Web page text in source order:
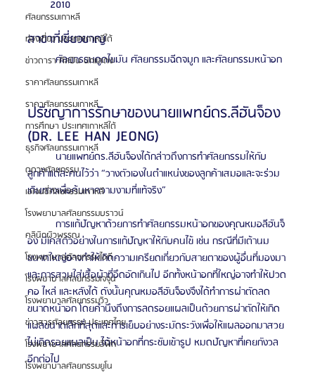
ศัลยกรรมเกาหลี
ท่องเที่ยว ประเทศเกาหลีใต้
ข่าวดารา ศิลปิน นักแสดง
ราคาศัลยกรรมเกาหลี
ราคาศัลยกรรมเกาหลี
การศึกษา ประเทศเกาหลีใต้
ธุรกิจศัลยกรรมเกาหลี
ดูดวงศัลยกรรม
เอเจนซี่ศัลยกรรมเกาหลี
โรงพยาบาลศัลยกรรมบราวน์
คลินิกผิวพรรณ
โรงพยาบาลศัลยกรรมไอดี
โรงพยาบาลศัลยกรรมเจจุน
โรงพยาบาลศัลยกรรมวิว
ข่าวสารศัลยกรรม ประเทศไทย
โรงพยาบาลศัลยกรรมอีพิก
โรงพยาบาลศัลยกรรมยูโน
2010
สาขาที่เชี่ยวชาญ
	ศัลยกรรมดูดไขมัน ศัลยกรรมฉีดจมูก และศัลยกรรมหน้าอก
ปรัชญาการรักษาของนายแพทย์ดร.ลีฮันจ็อง
(DR. LEE HAN JEONG)
	นายแพทย์ดร.ลีฮันจ็องได้กล่าวถึงการทำศัลยกรรมให้กับ
ลูกค้าแต่ละคนไว้ว่า “วางตัวเองในตำแหน่งของลูกค้าเสมอและจะร่วม
เดินทางเพื่อค้นหาความงามที่แท้จริง”
	การแก้ปัญหาด้วยการทำศัลยกรรมหน้าอกของคุณหมอลีฮันจ็
อง มีเคสตัวอย่างในการแก้ปัญหาให้กับคนไข้ เช่น กรณีที่มีเต้านม
ขนาดใหญ่อาจทำให้เกิดความเครียดเกี่ยวกับสายตาของผู้อื่นที่มองมา
และการสวมใส่เสื้อผ้าที่อึดอัดเกินไป อีกทั้งหน้าอกที่ใหญ่อาจทำให้ปวด
คอ ไหล่ และหลังได้ ดังนั้นคุณหมอลีฮันจ็องจึงได้ทำการผ่าตัดลด
ขนาดหน้าอก โดยคำนึงถึงการลดรอยแผลเป็นด้วยการผ่าตัดให้เกิด
แผลขนาดเล็กที่สุดและการเย็บอย่างระมัดระวังเพื่อให้แผลออกมาสวย
ไม่เกิดรอยแผลเป็น ได้หน้าอกที่กระชับเข้ารูป หมดปัญหาที่เคยกังวล
อีกต่อไป